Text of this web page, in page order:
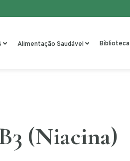
Alimentação Saudável Biblioteca
(Niacina)